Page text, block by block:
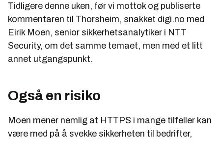
Tidligere denne uken, før vi mottok og publiserte
kommentaren til Thorsheim, snakket digi.no med
Eirik Moen, senior sikkerhetsanalytiker i NTT
Security, om det samme temaet, men med et litt
annet utgangspunkt.
Også en risiko
Moen mener nemlig at HTTPS i mange tilfeller kan
være med på å svekke sikkerheten til bedrifter,